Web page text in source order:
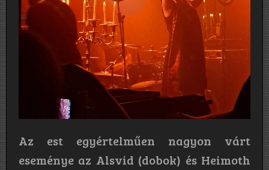
Az est egyértelműen nagyon várt
eseménye az Alsvid (dobok) és Heimoth